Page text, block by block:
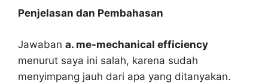
Penjelasan dan Pembahasan
Jawaban a. me-mechanical efficiency
menurut saya ini salah, karena sudah
menyimpang jauh dari apa yang ditanyakan.